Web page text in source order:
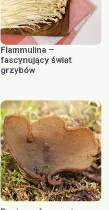
Flammulina —
fascynujący świat
grzybów